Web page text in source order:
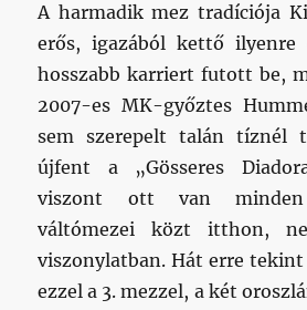
A harmadik mez tradíciója
erős, igazából kettő ilyenre
hosszabb karriert futott be,
2007-es MK-győztes
sem szerepelt talán tíznél
újfent a „Gösseres
viszont ott van
váltómezei közt itthon,
viszonylatban. Hát erre
ezzel a 3. mezzel, a két